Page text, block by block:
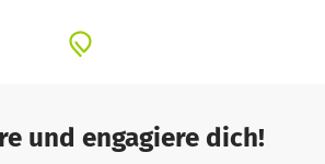
oder sonstigen Einschränkungen
erarbeiten wir große
mitunter zu den bedeutendsten der
und engagiere dich!